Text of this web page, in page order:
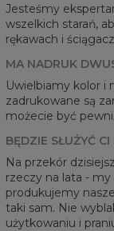
Jesteśmy
wszelkich starań,
rękawach i
MA NADRUK
Uwielbiamy kolor i
zadrukowane są
możecie być
BĘDZIE SŁUŻYĆ
Na przekór
rzeczy na lata - my
produkujemy
taki sam. Nie
użytkowaniu i